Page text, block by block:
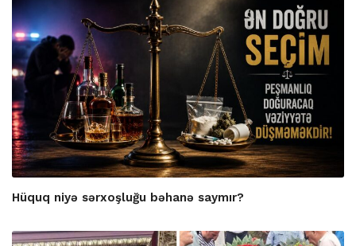
Hüquq niyə sərxoşluğu bəhanə saymır?